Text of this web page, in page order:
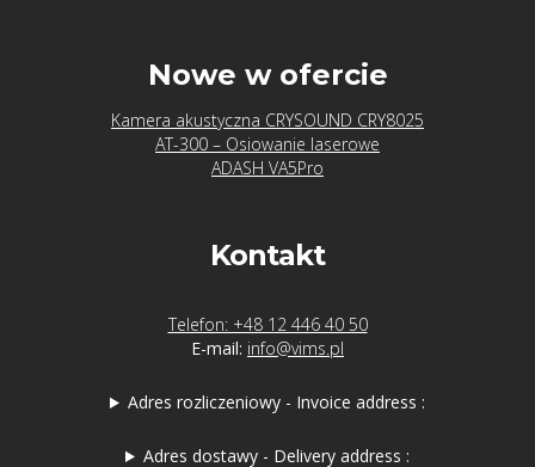
Nowe w ofercie
Kamera akustyczna CRYSOUND CRY8025
AT-300 – Osiowanie laserowe
ADASH VA5Pro
Kontakt
Telefon: +48 12 446 40 50
E-mail: info@vims.pl
Adres rozliczeniowy - Invoice address :
Adres dostawy - Delivery address :